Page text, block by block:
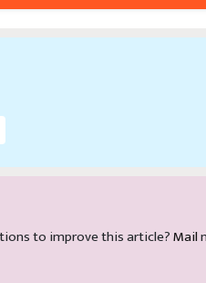
to improve this article?Mail